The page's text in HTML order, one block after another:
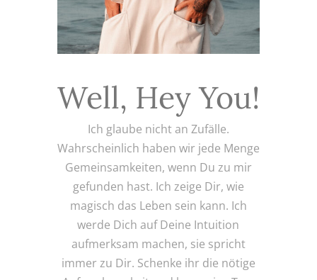
Well, Hey You!
Ich glaube nicht an Zufälle.
Wahrscheinlich haben wir jede Menge
Gemeinsamkeiten, wenn Du zu mir
gefunden hast. Ich zeige Dir, wie
magisch das Leben sein kann. Ich
werde Dich auf Deine Intuition
aufmerksam machen, sie spricht
immer zu Dir. Schenke ihr die nötige